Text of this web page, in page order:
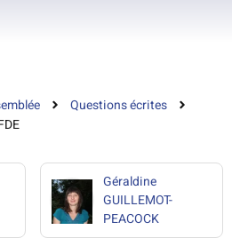
Questions écrites
Géraldine
GUILLEMOT-
PEACOCK